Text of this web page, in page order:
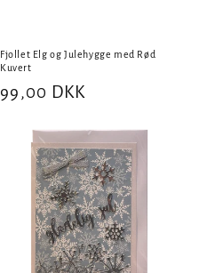
Fjollet Elg og Julehygge med Rød
Kuvert
Normalpris
99,00 DKK